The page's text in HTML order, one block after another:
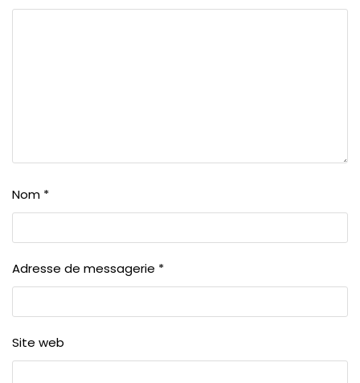
Nom *
Adresse de messagerie *
Site web